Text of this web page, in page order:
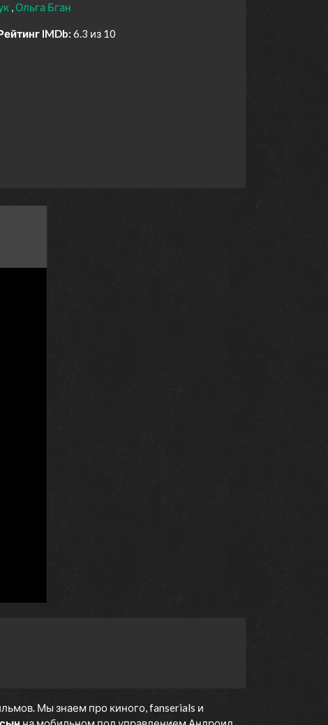
Ольга Бган
IMDb: 6.3 из 10
Мы знаем про киного, fanserials и